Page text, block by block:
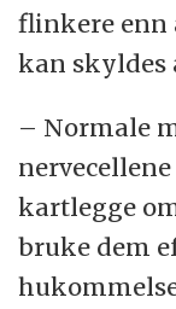
flinkere enn
kan skyldes
– Normale
kartlegge
bruke dem